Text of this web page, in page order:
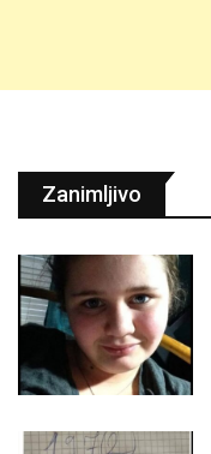
Zanimljivo